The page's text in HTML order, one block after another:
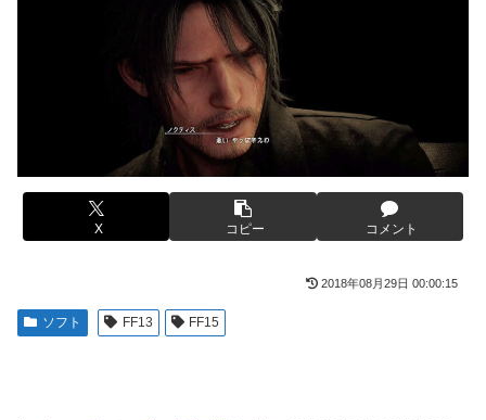
【画像】台湾とフランス、地震発生から6時間以内に設置し
た「避難所」がこちらｗｗｗｗ
【悲報】息子がみいちゃんのママ、限界を迎える「もう無
理。普通の家庭を築きたい。普通の子育てをしたい。」
【悲報】エアコン業者、正論「エアコンスプレーなんて使わ
ない方がいい」ﾄﾞﾝｯ！
【胸糞】Zクソガキ、おばあちゃんをいじめて炎上するｗｗ
やる夫「催眠アプリを手に入れたんだけど……これ必要だっ
た？」 第29話
女性「レイプされました」検事「嘘では？」女性「傷ついた
【艦これ】イベントぼちぼち終わらせてる人増えてるけど、
終わったらみんな何してる？
【艦これ】デイス 他
【艦これ】けーかいじん 他
日本代表DF冨安健洋の英プレミア・クリスタルパレス加入
が正式決定 鎌田大地とチームメイトに
【画像】山ガールさん、山でラーメンを食べたらおじさんに
怒られるｗｗｗ
X コピー コメント
2018年08月29日 00:00:15
ソフト FF13 FF15